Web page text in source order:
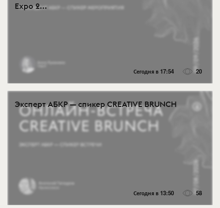
Expo 2...
Сегодня в 17:54 20
Эксперт АБКР — спикер CREATIVE BRUNCH
Сегодня в 13:50 58